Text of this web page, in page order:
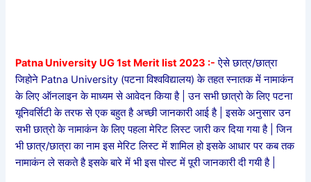
Patna University UG 1st Merit list 2023 :- ऐसे छात्र/छात्रा
जिहोने Patna University (पटना विश्वविद्यालय) के तहत स्नातक में नामाकंन
के लिए ऑनलाइन के माध्यम से आवेदन किया है | उन सभी छात्रो के लिए पटना
यूनिवर्सिटी के तरफ से एक बहुत है अच्छी जानकारी आई है | इसके अनुसार उन
सभी छात्रो के नामाकंन के लिए पहला मेरिट लिस्ट जारी कर दिया गया है | जिन
भी छात्र/छात्रा का नाम इस मेरिट लिस्ट में शामिल हो इसके आधार पर कब तक
नामाकंन ले सकते है इसके बारे में भी इस पोस्ट में पूरी जानकारी दी गयी है |